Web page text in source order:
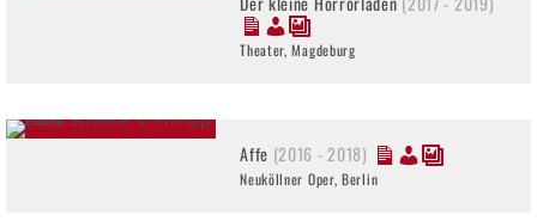
Theater, Magdeburg
Affe (2016 - 2018)
Neuköllner Oper, Berlin